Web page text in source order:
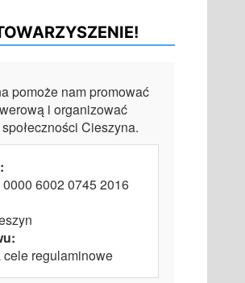
pomoże nam promować
i organizować
Cieszyna.
6002 0745 2016
regulaminowe